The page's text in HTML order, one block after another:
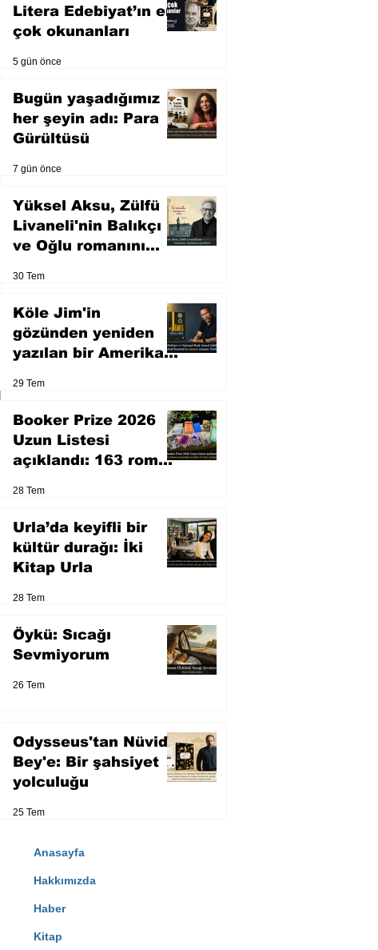
Litera Edebiyat’ın en
çok okunanları
5 gün önce
Bugün yaşadığımız
her şeyin adı: Para
Gürültüsü
7 gün önce
Yüksel Aksu, Zülfü
Livaneli'nin Balıkçı
ve Oğlu romanını
30 Tem
Köle Jim'in
gözünden yeniden
yazılan bir Amerikan
29 Tem
Booker Prize 2026
Uzun Listesi
açıklandı: 163 roman
28 Tem
Urla’da keyifli bir
kültür durağı: İki
Kitap Urla
28 Tem
Öykü: Sıcağı
Sevmiyorum
26 Tem
Odysseus'tan Nüvid
Bey'e: Bir şahsiyet
yolculuğu
25 Tem
Anasayfa
Hakkımızda
Haber
Kitap